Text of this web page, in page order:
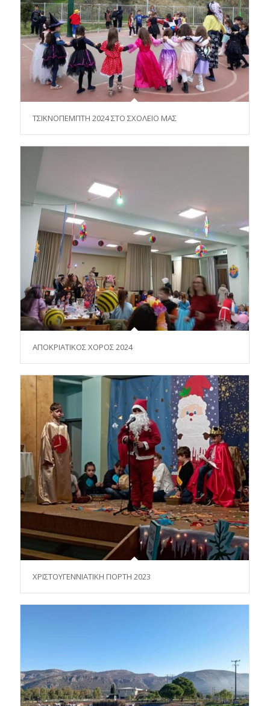
ΤΣΙΚΝΟΠΕΜΠΤΗ 2024 ΣΤΟ ΣΧΟΛΕΙΟ ΜΑΣ
ΑΠΟΚΡΙΑΤΙΚΟΣ ΧΟΡΟΣ 2024
ΧΡΙΣΤΟΥΓΕΝΝΙΑΤΙΚΗ ΓΙΟΡΤΗ 2023